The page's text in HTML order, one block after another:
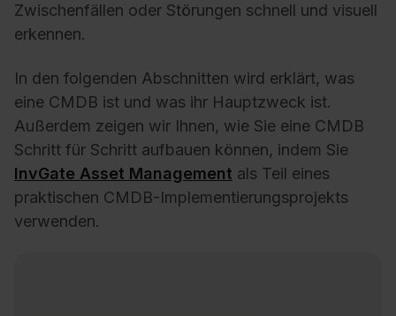
Zwischenfällen oder Störungen schnell und visuell
erkennen.
In den folgenden Abschnitten wird erklärt, was
eine CMDB ist und was ihr Hauptzweck ist.
Außerdem zeigen wir Ihnen, wie Sie eine CMDB
Schritt für Schritt aufbauen können, indem Sie
InvGate Asset Management als Teil eines
praktischen CMDB-Implementierungsprojekts
verwenden.